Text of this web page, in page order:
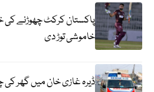
پاکستان کرکٹ چھوڑنے کی
خاموشی توڑ دی